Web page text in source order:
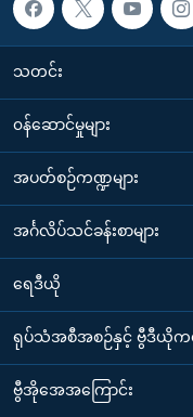
သတင်း
၀န်ဆောင်မှုများ
အပတ်စဉ်ကဏ္ဍများ
အင်္ဂလိပ်သင်ခန်းစာများ
ရေဒီယို
ရုပ်သံအစီအစဉ်နှင့် ဗွီဒီယိုကဏ္
ဗွီအိုအေအကြောင်း